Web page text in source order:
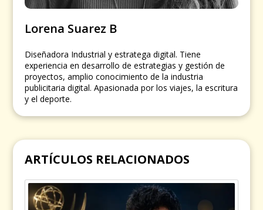
Lorena Suarez B
Diseñadora Industrial y estratega digital. Tiene
experiencia en desarrollo de estrategias y gestión de
proyectos, amplio conocimiento de la industria
publicitaria digital. Apasionada por los viajes, la escritura
y el deporte.
ARTÍCULOS RELACIONADOS